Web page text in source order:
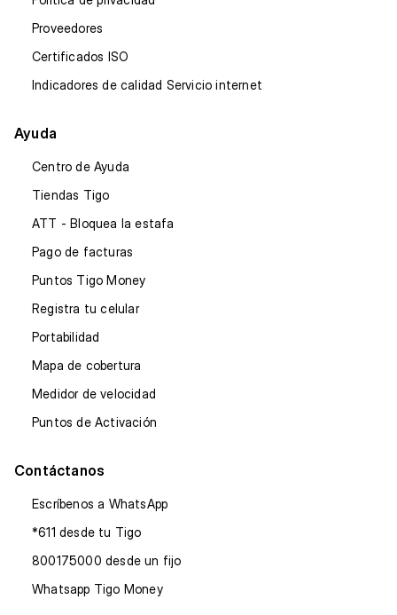
Proveedores
Certificados ISO
Indicadores de calidad Servicio internet
Ayuda
Centro de Ayuda
Tiendas Tigo
ATT - Bloquea la estafa
Pago de facturas
Puntos Tigo Money
Registra tu celular
Portabilidad
Mapa de cobertura
Medidor de velocidad
Puntos de Activación
Contáctanos
Escríbenos a WhatsApp
*611 desde tu Tigo
800175000 desde un fijo
Whatsapp Tigo Money